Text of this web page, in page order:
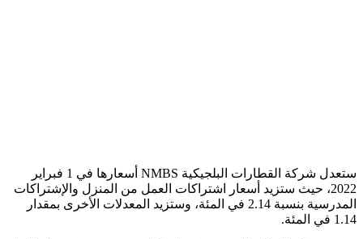
ستعدل شركة القطارات البلجيكية NMBS أسعارها في 1 فبراير
2022، حيث ستزيد أسعار اشتراكات العمل من المنزل والإشتراكات
المدرسية بنسبة 2.14 في المئة، وستزيد المعدلات الأخرى بمقدار
1.14 في المئة.